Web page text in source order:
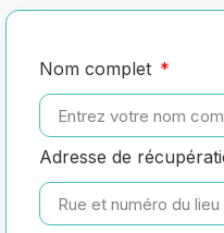
Nom complet
Adresse de